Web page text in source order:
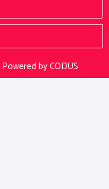
Powered by CODUS